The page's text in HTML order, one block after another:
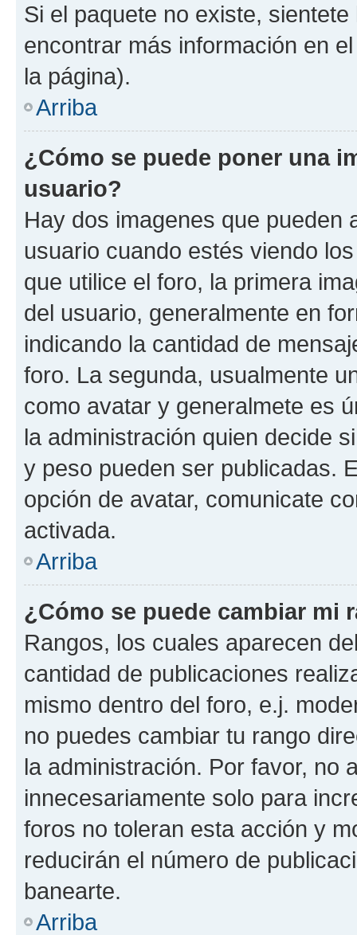
Si el paquete no existe,
encontrar más información en
la página).
Arriba
¿Cómo se puede poner una
usuario?
Hay dos imagenes que pueden
usuario cuando estés viendo
que utilice el foro, la primera
del usuario, generalmente en
indicando la cantidad de
foro. La segunda, usualmente
como avatar y generalmete es
la administración quien decide
y peso pueden ser publicadas.
opción de avatar, comunicate
activada.
Arriba
¿Cómo se puede cambiar mi
Rangos, los cuales aparecen
cantidad de publicaciones
mismo dentro del foro, e.j.
no puedes cambiar tu rango
la administración. Por favor, no
innecesariamente solo para
foros no toleran esta acción y
reducirán el número de
banearte.
Arriba